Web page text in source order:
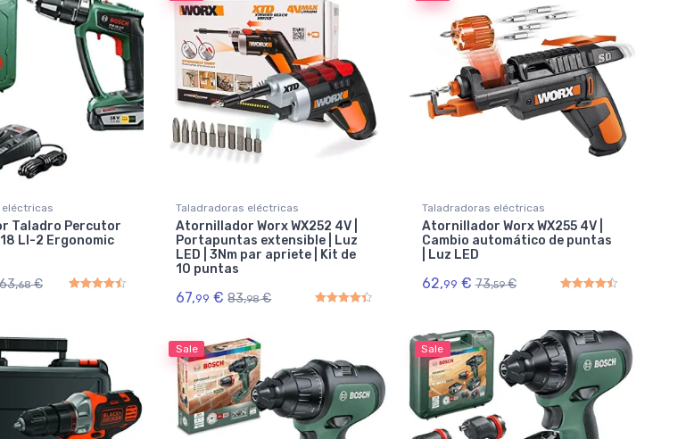
eléctricas
Taladro Percutor
18 LI-2 Ergonomic
68 €
Taladradoras eléctricas
Atornillador Worx WX252 4V |
Portapuntas extensible | Luz
LED | 3Nm par apriete | Kit de
10 puntas
67,99 € 83,98 €
Taladradoras eléctricas
Atornillador Worx WX255 4V |
Cambio automático de puntas
| Luz LED
62,99 € 73,59 €
Sale Sale